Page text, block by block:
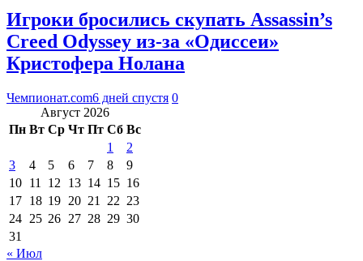
Игроки бросились скупать Assassin’s
Creed Odyssey из-за «Одиссеи»
Кристофера Нолана
Чемпионат.com6 дней спустя 0
Август 2026
Пн Вт Ср Чт Пт Сб Вс
1
2
3
4 5 6 7 8
9
10 11 12 13 14 15 16
17 18 19 20 21 22 23
24 25 26 27 28 29 30
31
« Июл